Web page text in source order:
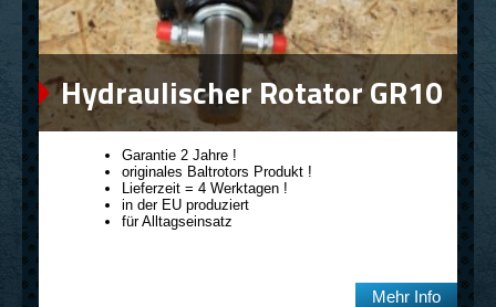
Hydraulischer Rotator GR10
Garantie 2 Jahre !
originales Baltrotors Produkt !
Lieferzeit = 4 Werktagen !
in der EU produziert
für Alltagseinsatz
Mehr Info